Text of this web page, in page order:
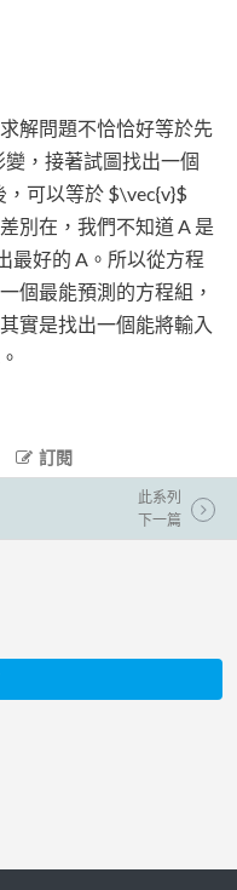
解問題不恰恰好等於先
，接著試圖找出一個
可以等於 $\vec{v}$
別在，我們不知道 A 是
最好的 A。所以從方程
個最能預測的方程組，
實是找出一個能將輸入
訂閱
此系列
下一篇